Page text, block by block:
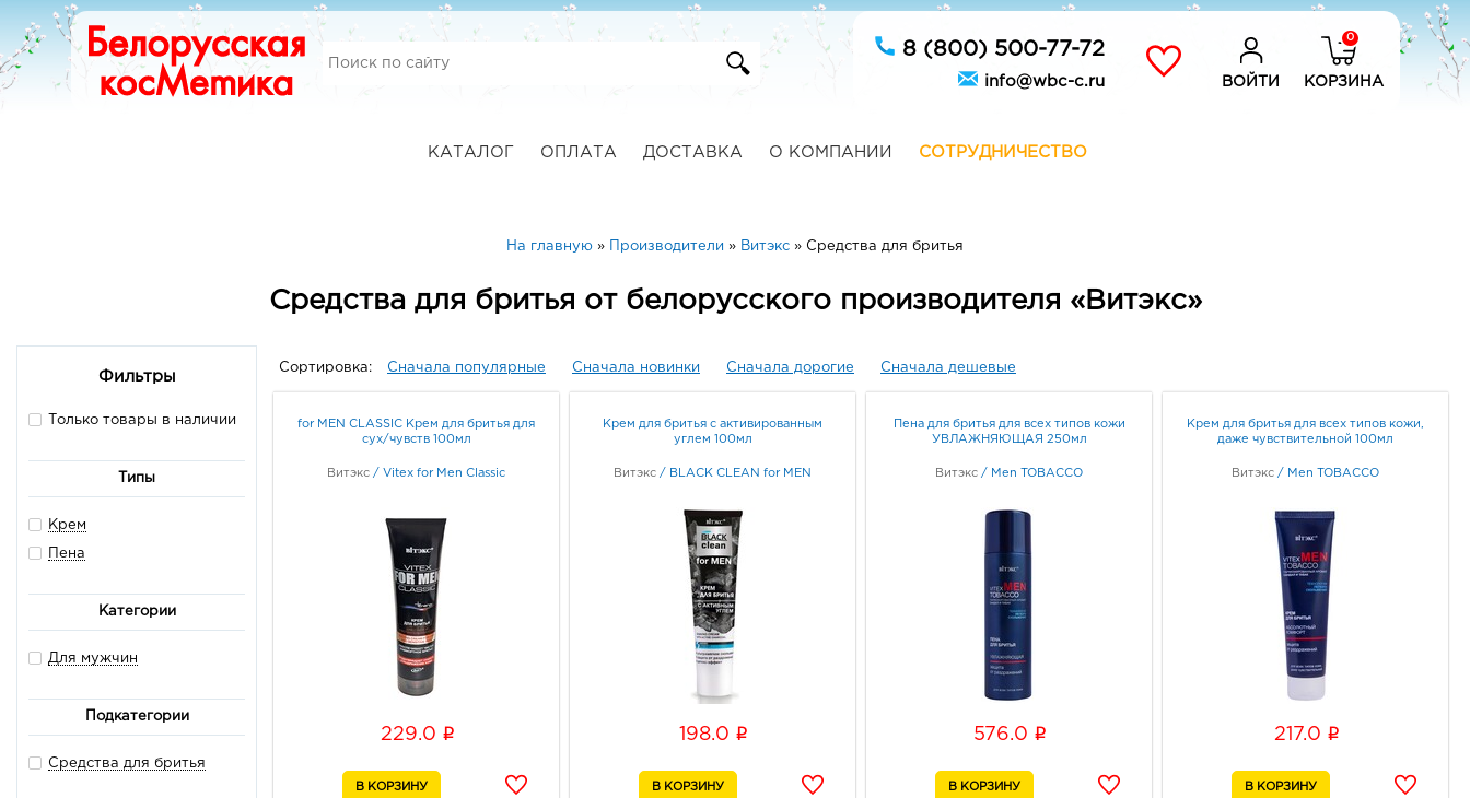
8 (800) 500-77-72
info@wbc-c.ru ВОЙТИ
0
КОРЗИНА
КАТАЛОГ ОПЛАТА ДОСТАВКА О КОМПАНИИ СОТРУДНИЧЕСТВО
На главную » Производители » Витэкс » Средства для бритья
Средства для бритья от белорусского производителя «Витэкс»
Фильтры
Только товары в наличии
Типы
Крем
Пена
Категории
Для мужчин
Подкатегории
Средства для бритья
Сортировка: Сначала популярные Сначала новинки Сначала дорогие Сначала дешевые
for MEN CLASSIC Крем для бритья для
сух/чувств 100мл
Витэкс / Vitex for Men Classic
229.0 i
Крем для бритья с активированным
углем 100мл
Витэкс / BLACK CLEAN for MEN
198.0 i
Пена для бритья для всех типов кожи
УВЛАЖНЯЮЩАЯ 250мл
Витэкс / Men TOBACCO
576.0 i
Крем для бритья для всех типов кожи,
даже чувствительной 100мл
Витэкс / Men TOBACCO
217.0 i